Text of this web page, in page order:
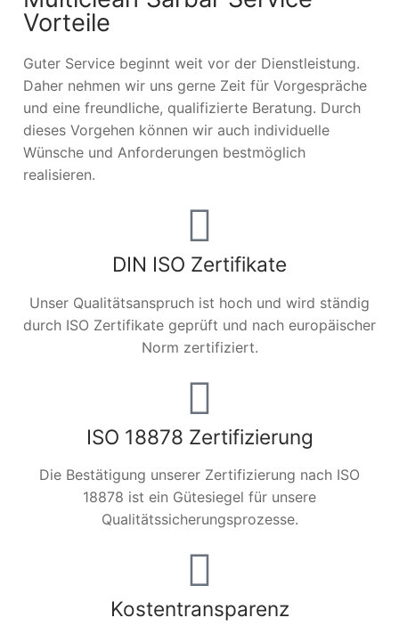
Vorteile
Guter Service beginnt weit vor der Dienstleistung.
Daher nehmen wir uns gerne Zeit für Vorgespräche
und eine freundliche, qualifizierte Beratung. Durch
dieses Vorgehen können wir auch individuelle
Wünsche und Anforderungen bestmöglich
realisieren.
DIN ISO Zertifikate
Unser Qualitätsanspruch ist hoch und wird ständig
durch ISO Zertifikate geprüft und nach europäischer
Norm zertifiziert.
ISO 18878 Zertifizierung
Die Bestätigung unserer Zertifizierung nach ISO
18878 ist ein Gütesiegel für unsere
Qualitätssicherungsprozesse.
Kostentransparenz